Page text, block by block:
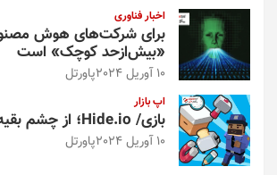
اخبار فناوری
برای شرکت‌های هوش
«بیش‌از‌حد کوچک» است
10 آوریل 2024 پاورتل
اپ بازار
بازی/ Hide.io؛ از چشم بقیه پنهان شوید
10 آوریل 2024 پاورتل